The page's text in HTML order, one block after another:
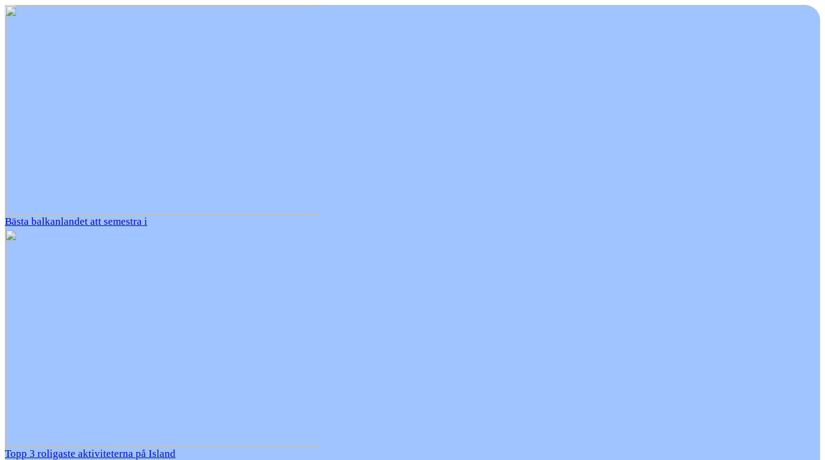
Bästa balkanlandet att semestra i
Topp 3 roligaste aktiviteterna på Island